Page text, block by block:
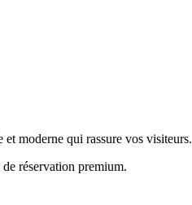
moderne qui rassure vos visiteurs.
réservation premium.